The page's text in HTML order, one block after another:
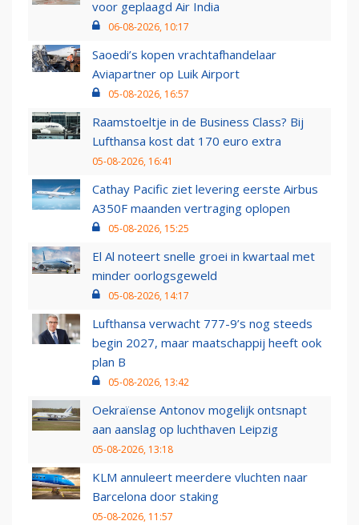
voor geplaagd Air India
06-08-2026, 10:17
Saoedi’s kopen vrachtafhandelaar
Aviapartner op Luik Airport
05-08-2026, 16:57
Raamstoeltje in de Business Class? Bij
Lufthansa kost dat 170 euro extra
05-08-2026, 16:41
Cathay Pacific ziet levering eerste Airbus
A350F maanden vertraging oplopen
05-08-2026, 15:25
El Al noteert snelle groei in kwartaal met
minder oorlogsgeweld
05-08-2026, 14:17
Lufthansa verwacht 777-9’s nog steeds
begin 2027, maar maatschappij heeft ook
plan B
05-08-2026, 13:42
Oekraïense Antonov mogelijk ontsnapt
aan aanslag op luchthaven Leipzig
05-08-2026, 13:18
KLM annuleert meerdere vluchten naar
Barcelona door staking
05-08-2026, 11:57